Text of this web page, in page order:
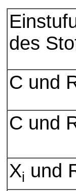
des
C und
C und
Xi und